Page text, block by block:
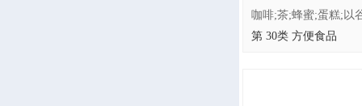
第 30类 方便食品